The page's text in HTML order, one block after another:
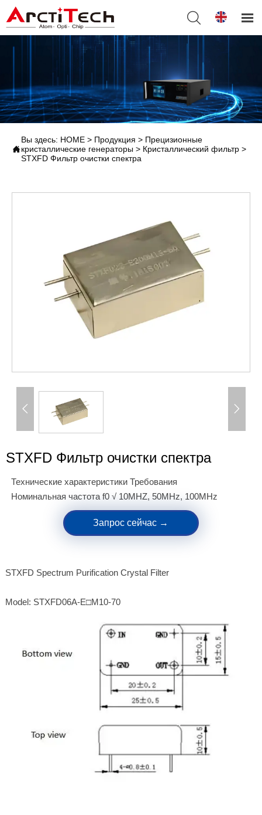
 

Вы здесь: HOME > Продукция > Прецизионные
кристаллические генераторы > Кристаллический фильтр >
STXFD Фильтр очистки спектра
 
STXFD Фильтр очистки спектра
Технические характеристики Требования
Номинальная частота f0 √ 10MHZ, 50MHz, 100MHz
Запрос сейчас →
STXFD Spectrum Purification Crystal Filter
Model: STXFD06A-E□M10-70